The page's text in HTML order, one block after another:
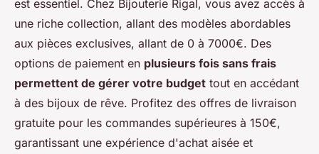
est essentiel. Chez Bijouterie Rigal, vous avez accès à
une riche collection, allant des modèles abordables
aux pièces exclusives, allant de 0 à 7000€. Des
options de paiement en plusieurs fois sans frais
permettent de gérer votre budget tout en accédant
à des bijoux de rêve. Profitez des offres de livraison
gratuite pour les commandes supérieures à 150€,
garantissant une expérience d'achat aisée et